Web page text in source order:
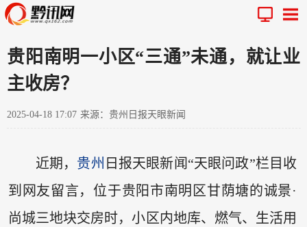
贵阳南明一小区“三通”未通，就让业
主收房？
2025-04-18 17:07 来源：贵州日报天眼新闻
近期， 贵州 日报天眼新闻“天眼问政”栏目收
到网友留言，位于贵阳市南明区甘荫塘的诚景·
尚城三地块交房时，小区内地库、燃气、生活用